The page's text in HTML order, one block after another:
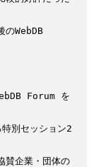
のWebDB
Forum を
別セッション2
賛企業・団体の